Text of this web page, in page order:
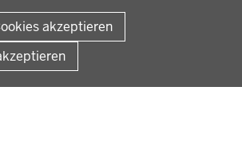
akzeptieren
Rechtliche Hinweise